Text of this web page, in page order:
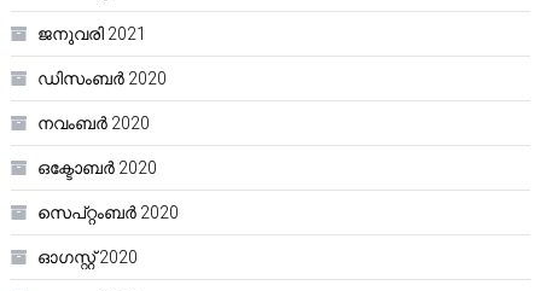
ജനുവരി 2021
ഡിസംബർ 2020
നവംബർ 2020
ഒക്ടോബർ 2020
സെപ്റ്റംബർ 2020
ഓഗസ്റ്റ്‌ 2020